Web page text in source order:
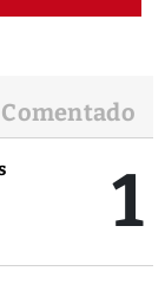
Comentado
1